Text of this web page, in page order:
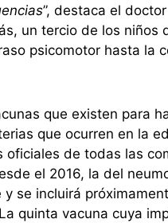
”, destaca el
un tercio de los
psicomotor hasta la
que existen para
que ocurren en la
oficiales de todas las
el 2016, la del
se incluirá
quinta vacuna cuya